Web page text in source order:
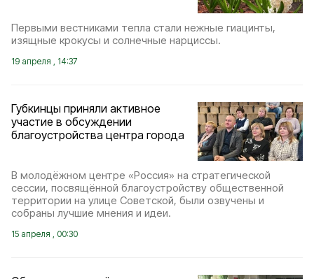
Первыми вестниками тепла стали нежные гиацинты,
изящные крокусы и солнечные нарциссы.
19 апреля , 14:37
Губкинцы приняли активное
участие в обсуждении
благоустройства центра города
В молодёжном центре «Россия» на стратегической
сессии, посвящённой благоустройству общественной
территории на улице Советской, были озвучены и
собраны лучшие мнения и идеи.
15 апреля , 00:30